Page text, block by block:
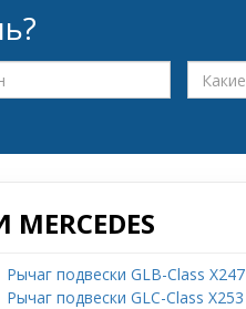
Рычаг подвески GLB-Class X247
Рычаг подвески GLC-Class X253